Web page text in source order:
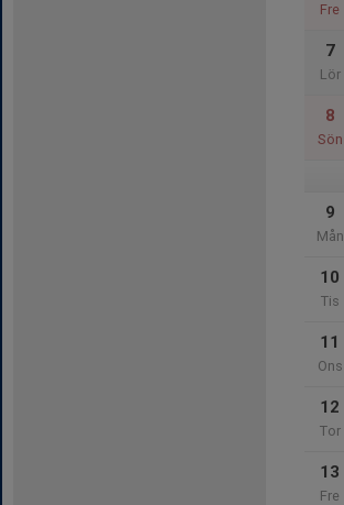
Fre
7
Lör
8
Sön
9
Mån
10
Tis
11
Ons
12
Tor
13
Fre